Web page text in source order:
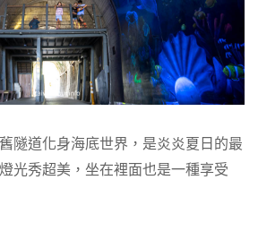
隧道化身海底世界，是炎炎夏日的最
光秀超美，坐在裡面也是一種享受